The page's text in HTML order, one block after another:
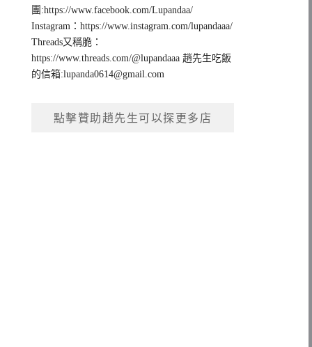
團:https://www.facebook.com/Lupandaa/
Instagram：https://www.instagram.com/lupandaaa/
Threads又稱脆：
https://www.threads.com/@lupandaaa 趙先生吃飯
的信箱:lupanda0614@gmail.com
點擊贊助趙先生可以探更多店